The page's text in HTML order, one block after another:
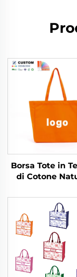
Borsa Tote in
di Cotone
ed Ecologica
Stampa
Dimensione